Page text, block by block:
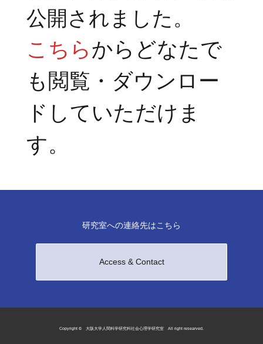
公開されました。
こちらからどなたで
も閲覧・ダウンロー
ドしていただけま
す。
研究室への連絡先はこちら
Access & Contact
Copyright © 大阪大学人間科学研究科社会心理学研究室 All right researved.